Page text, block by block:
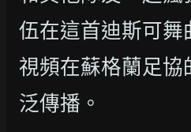
伍在這首迪斯可舞
視頻在蘇格蘭足
泛傳播。